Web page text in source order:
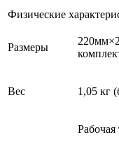
Физические
Размеры
Вес 1,05 кг
Рабочая